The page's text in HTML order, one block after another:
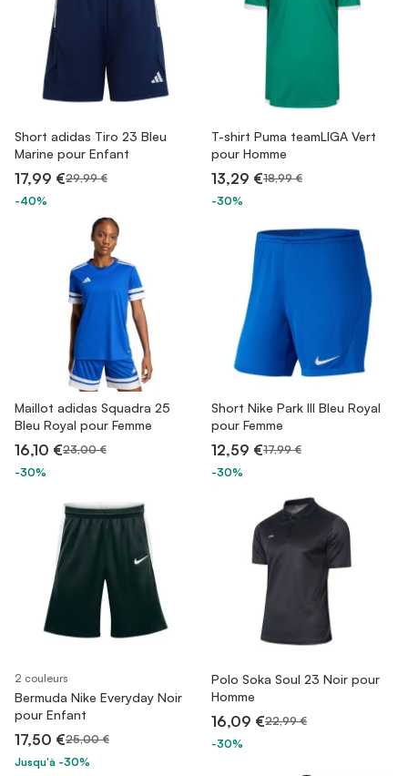
Short adidas Tiro 23 Bleu
Marine pour Enfant
17,99 €29,99 €
-40%
T-shirt Puma teamLIGA Vert
pour Homme
13,29 €18,99 €
-30%
Maillot adidas Squadra 25
Bleu Royal pour Femme
16,10 €23,00 €
-30%
Short Nike Park III Bleu Royal
pour Femme
12,59 €17,99 €
-30%
2 couleurs
Bermuda Nike Everyday Noir
pour Enfant
17,50 €25,00 €
Jusqu'à -30%
Polo Soka Soul 23 Noir pour
Homme
16,09 €22,99 €
-30%